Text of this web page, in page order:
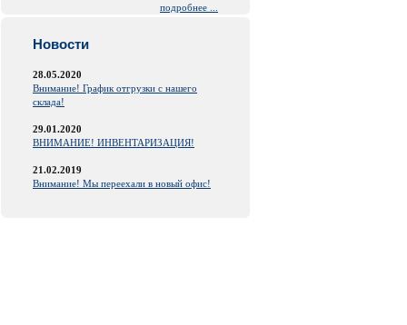
подробнее ...
Новости
28.05.2020
Внимание! График отгрузки с нашего
склада!
29.01.2020
ВНИМАНИЕ! ИНВЕНТАРИЗАЦИЯ!
21.02.2019
Внимание! Мы переехали в новый офис!